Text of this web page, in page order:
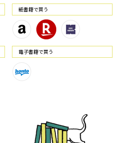
紙書籍で買う
電⼦書籍で買う